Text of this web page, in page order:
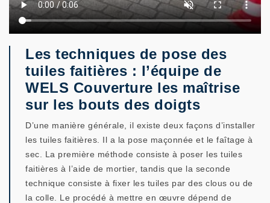
Les techniques de pose des
tuiles faitières : l’équipe de
WELS Couverture les maîtrise
sur les bouts des doigts
D’une manière générale, il existe deux façons d’installer
les tuiles faitières. Il a la pose maçonnée et le faîtage à
sec. La première méthode consiste à poser les tuiles
faitières à l’aide de mortier, tandis que la seconde
technique consiste à fixer les tuiles par des clous ou de
la colle. Le procédé à mettre en œuvre dépend de